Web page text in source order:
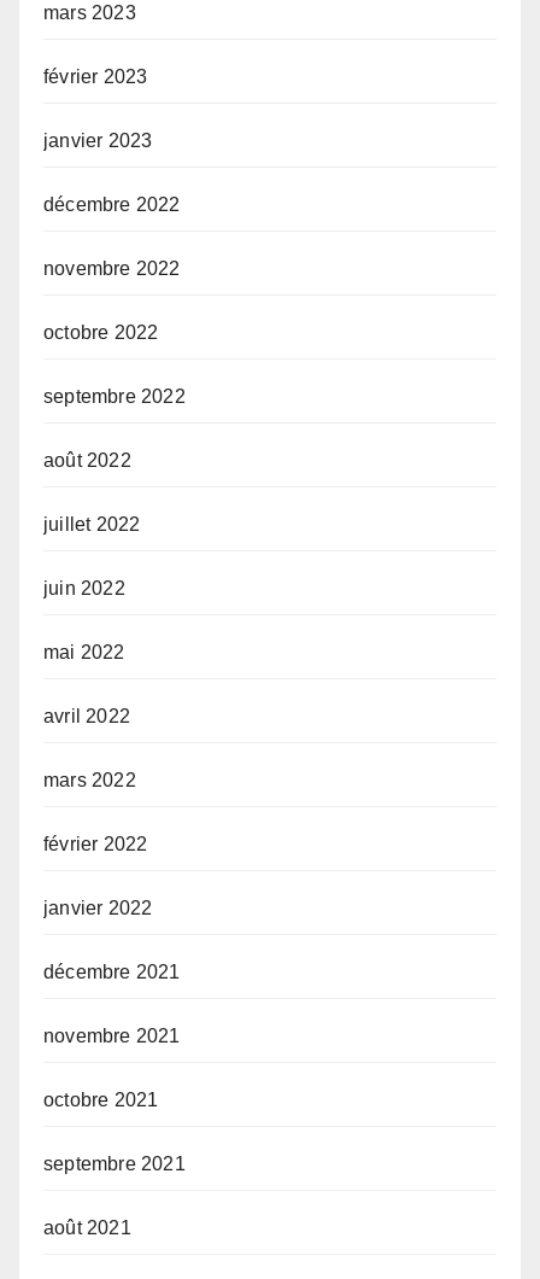
mars 2023
février 2023
janvier 2023
décembre 2022
novembre 2022
octobre 2022
septembre 2022
août 2022
juillet 2022
juin 2022
mai 2022
avril 2022
mars 2022
février 2022
janvier 2022
décembre 2021
novembre 2021
octobre 2021
septembre 2021
août 2021